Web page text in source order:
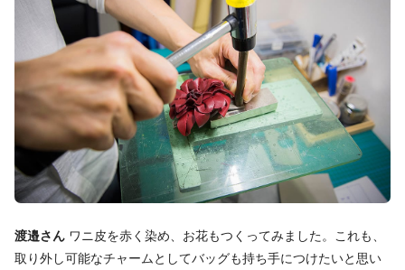
渡邉さん ワニ皮を赤く染め、お花もつくってみました。これも、
取り外し可能なチャームとしてバッグも持ち手につけたいと思い